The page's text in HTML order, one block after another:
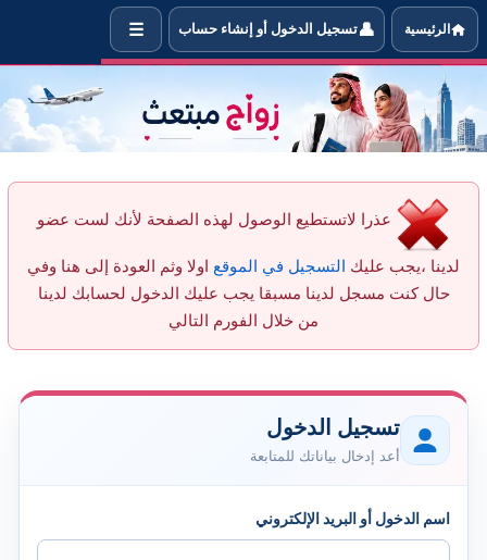
أرسل رسالة جديدة للعضو من خلال
الرئيسية 👤تسجيل الدخول أو إنشاء حساب ☰
عذرا لاتستطيع الوصول لهذه الصفحة لأنك لست عضو
لدينا ،يجب عليك التسجيل في الموقع اولا وثم العودة إلى هنا وفي
حال كنت مسجل لدينا مسبقا يجب عليك الدخول لحسابك لدينا
من خلال الفورم التالي
تسجيل الدخول
أعد إدخال بياناتك للمتابعة
اسم الدخول أو البريد الإلكتروني